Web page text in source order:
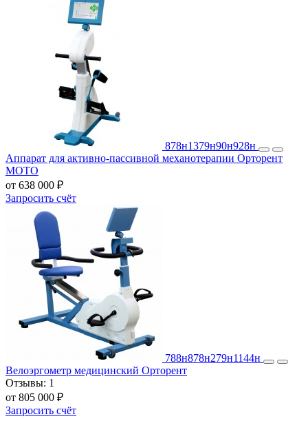
878н1379н90н928н
Аппарат для активно-пассивной механотерапии Орторент
МОТО
от 638 000 ₽
Запросить счёт
788н878н279н1144н
Велоэргометр медицинский Орторент
Отзывы: 1
от 805 000 ₽
Запросить счёт